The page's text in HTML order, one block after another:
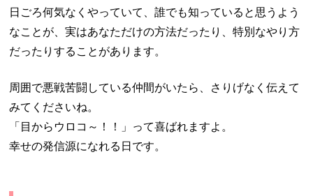
日ごろ何気なくやっていて、誰でも知っていると思うよう
なことが、実はあなただけの方法だったり、特別なやり方
だったりすることがあります。
周囲で悪戦苦闘している仲間がいたら、さりげなく伝えて
みてくださいね。
「目からウロコ～！！」って喜ばれますよ。
幸せの発信源になれる日です。